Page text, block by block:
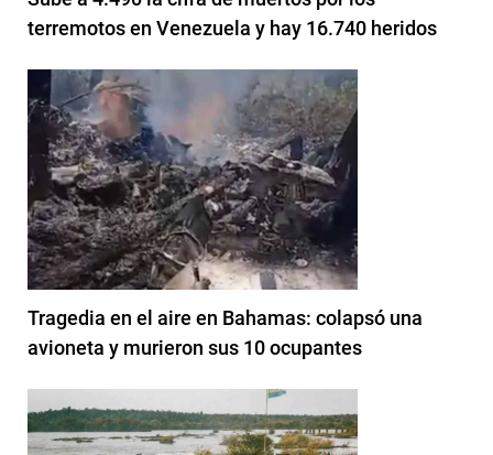
terremotos en Venezuela y hay 16.740 heridos
Tragedia en el aire en Bahamas: colapsó una
avioneta y murieron sus 10 ocupantes